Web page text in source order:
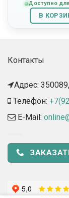
Доступно
В
Контакты
Адрес:
Телефон:
E-Mail: